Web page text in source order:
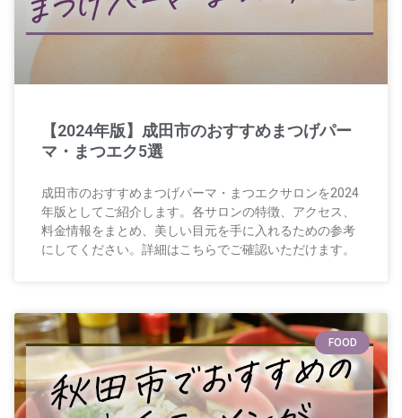
【2024年版】成田市のおすすめまつげパー
マ・まつエク5選
成田市のおすすめまつげパーマ・まつエクサロンを2024
年版としてご紹介します。各サロンの特徴、アクセス、
料金情報をまとめ、美しい目元を手に入れるための参考
にしてください。詳細はこちらでご確認いただけます。
FOOD